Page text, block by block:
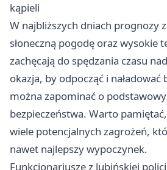
kąpieli
W najbliższych dniach prognozy
słoneczną pogodę oraz wysokie
zachęcają do spędzania czasu
okazja, by odpocząć i
można zapominać o
bezpieczeństwa. Warto
wiele potencjalnych zagrożeń,
nawet najlepszy wypoczynek.
Funkcjonariusze z lubińskiej